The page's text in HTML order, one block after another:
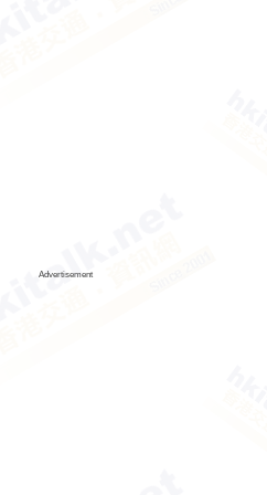
Advertisement